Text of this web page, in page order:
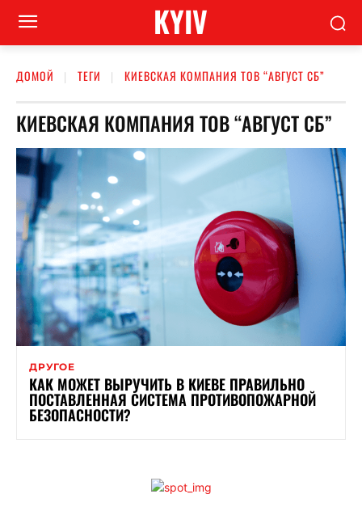
KYIV
ДОМОЙ ТЕГИ КИЕВСКАЯ КОМПАНИЯ ТОВ “АВГУСТ СБ”
КИЕВСКАЯ КОМПАНИЯ ТОВ “АВГУСТ СБ”
ДРУГОЕ
КАК МОЖЕТ ВЫРУЧИТЬ В КИЕВЕ ПРАВИЛЬНО
ПОСТАВЛЕННАЯ СИСТЕМА ПРОТИВОПОЖАРНОЙ
БЕЗОПАСНОСТИ?